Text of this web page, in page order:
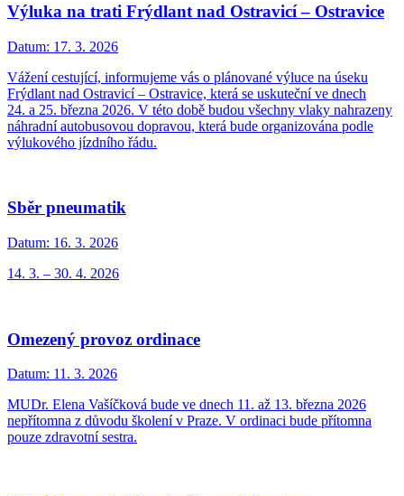
Výluka na trati Frýdlant nad Ostravicí – Ostravice
Datum: 17. 3. 2026
Vážení cestující, informujeme vás o plánované výluce na úseku
Frýdlant nad Ostravicí – Ostravice, která se uskuteční ve dnech
24. a 25. března 2026. V této době budou všechny vlaky nahrazeny
náhradní autobusovou dopravou, která bude organizována podle
výlukového jízdního řádu.
Sběr pneumatik
Datum: 16. 3. 2026
14. 3. – 30. 4. 2026
Omezený provoz ordinace
Datum: 11. 3. 2026
MUDr. Elena Vašíčková bude ve dnech 11. až 13. března 2026
nepřítomna z důvodu školení v Praze. V ordinaci bude přítomna
pouze zdravotní sestra.